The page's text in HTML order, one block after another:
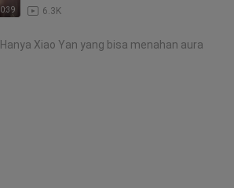
0:39 6.3K
Hanya Xiao Yan yang bisa menahan aura